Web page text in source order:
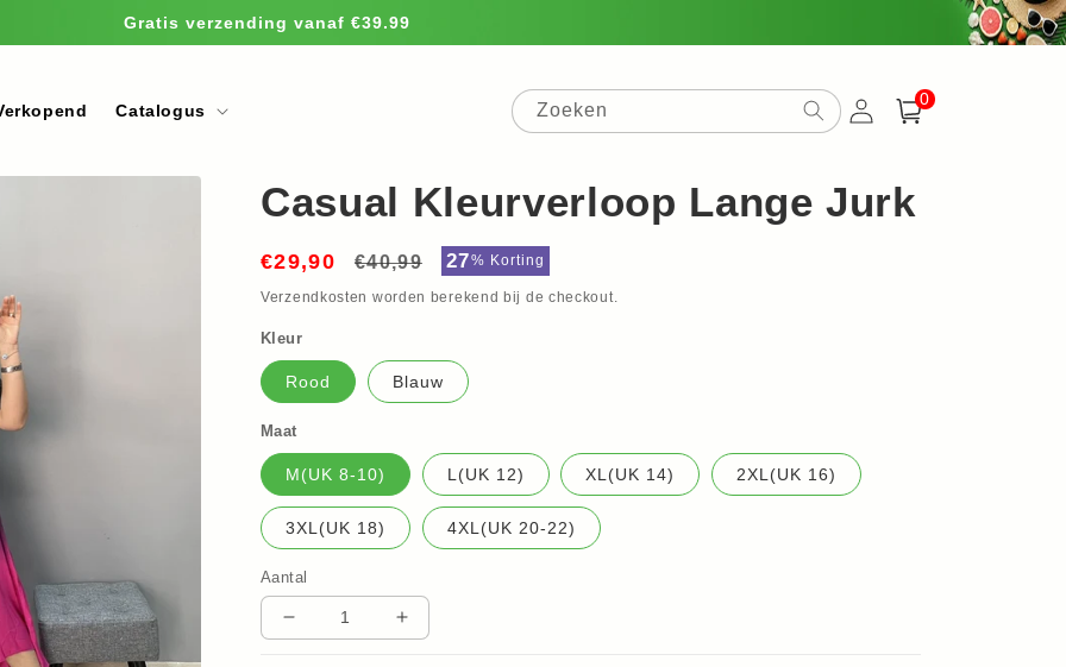
Gratis verzending vanaf €39.99
Catalogus Zoeken Inloggen
Winkelwagen
0
artikelen
Casual Kleurverloop Lange Jurk
€29,90
Normale
prijs
€40,99 Aanbiedingsprijs
27% Korting
Verzendkosten worden berekend bij de checkout.
Kleur
Rood Blauw
Maat
M(UK 8-10) L(UK 12) XL(UK 14) 2XL(UK 16)
3XL(UK 18) 4XL(UK 20-22)
Aantal
Aantal
Aantal